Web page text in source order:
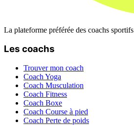
La plateforme préférée des coachs sportifs
Les coachs
Trouver mon coach
Coach Yoga
Coach Musculation
Coach Fitness
Coach Boxe
Coach Course à pied
Coach Perte de poids